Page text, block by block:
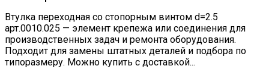
Втулка переходная со стопорным винтом d=2.5
арт.0010.025 — элемент крепежа или соединения для
производственных задач и ремонта оборудования.
Подходит для замены штатных деталей и подбора по
типоразмеру. Можно купить с доставкой...